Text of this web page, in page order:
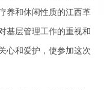
养和休闲性质的江西革
基层管理工作的重视和
心和爱护，使参加这次